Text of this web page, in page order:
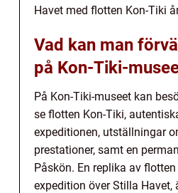
Havet med flotten Kon-Tiki
Vad kan man
på Kon-Tiki-
På Kon-Tiki-museet kan
se flotten Kon-Tiki,
expeditionen, utställningar
prestationer, samt en
Påskön. En replika av
expedition över Stilla Havet,